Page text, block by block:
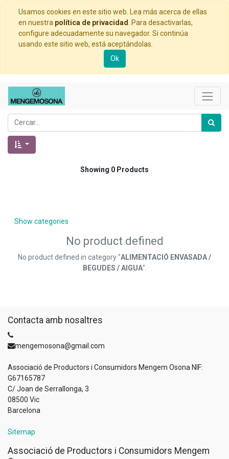
Usamos cookies en este sitio web. Lea más acerca de ellas
en nuestra política de privacidad
. Para desactivarlas,
configure adecuadamente su navegador. Si continúa
usando este sitio web, está aceptándolas.
Ok
Showing 0 Products
Show categories
No product defined
No product defined in category "ALIMENTACIÓ ENVASADA /
BEGUDES / AIGUA".
Contacta amb nosaltres
mengemosona@gmail.com
Associació de Productors i Consumidors Mengem Osona NIF:
G67165787
C/ Joan de Serrallonga, 3
08500 Vic
Barcelona
Sitemap
Associació de Productors i Consumidors Mengem